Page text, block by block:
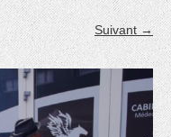
Suivant →